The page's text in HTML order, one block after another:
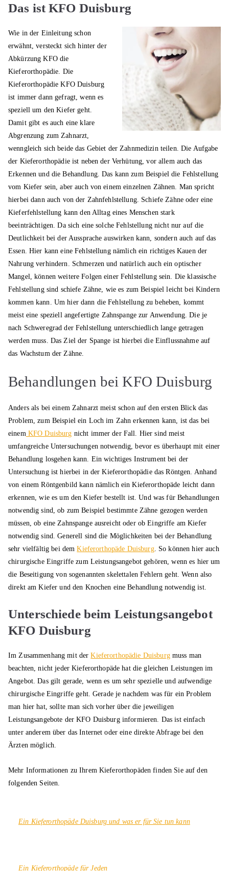
Das ist KFO Duisburg
Wie in der Einleitung schon
erwähnt, versteckt sich hinter der
Abkürzung KFO die
Kieferorthopädie. Die
Kieferorthopädie KFO Duisburg
ist immer dann gefragt, wenn es
speziell um den Kiefer geht.
Damit gibt es auch eine klare
Abgrenzung zum Zahnarzt,
wenngleich sich beide das Gebiet der Zahnmedizin teilen. Die Aufgabe
der Kieferorthopädie ist neben der Verhütung, vor allem auch das
Erkennen und die Behandlung. Das kann zum Beispiel die Fehlstellung
vom Kiefer sein, aber auch von einem einzelnen Zähnen. Man spricht
hierbei dann auch von der Zahnfehlstellung. Schiefe Zähne oder eine
Kieferfehlstellung kann den Alltag eines Menschen stark
beeinträchtigen. Da sich eine solche Fehlstellung nicht nur auf die
Deutlichkeit bei der Aussprache auswirken kann, sondern auch auf das
Essen. Hier kann eine Fehlstellung nämlich ein richtiges Kauen der
Nahrung verhindern. Schmerzen und natürlich auch ein optischer
Mangel, können weitere Folgen einer Fehlstellung sein. Die klassische
Fehlstellung sind schiefe Zähne, wie es zum Beispiel leicht bei Kindern
kommen kann. Um hier dann die Fehlstellung zu beheben, kommt
meist eine speziell angefertigte Zahnspange zur Anwendung. Die je
nach Schweregrad der Fehlstellung unterschiedlich lange getragen
werden muss. Das Ziel der Spange ist hierbei die Einflussnahme auf
das Wachstum der Zähne.
Behandlungen bei KFO Duisburg
Anders als bei einem Zahnarzt meist schon auf den ersten Blick das
Problem, zum Beispiel ein Loch im Zahn erkennen kann, ist das bei
einem KFO Duisburg nicht immer der Fall. Hier sind meist
umfangreiche Untersuchungen notwendig, bevor es überhaupt mit einer
Behandlung losgehen kann. Ein wichtiges Instrument bei der
Untersuchung ist hierbei in der Kieferorthopädie das Röntgen. Anhand
von einem Röntgenbild kann nämlich ein Kieferorthopäde leicht dann
erkennen, wie es um den Kiefer bestellt ist. Und was für Behandlungen
notwendig sind, ob zum Beispiel bestimmte Zähne gezogen werden
müssen, ob eine Zahnspange ausreicht oder ob Eingriffe am Kiefer
notwendig sind. Generell sind die Möglichkeiten bei der Behandlung
sehr vielfältig bei demKieferorthopäde Duisburg. So können hier auch
chirurgische Eingriffe zum Leistungsangebot gehören, wenn es hier um
die Beseitigung von sogenannten skelettalen Fehlern geht. Wenn also
direkt am Kiefer und den Knochen eine Behandlung notwendig ist.
Unterschiede beim Leistungsangebot
KFO Duisburg
Im Zusammenhang mit derKieferorthopädie Duisburgmuss man
beachten, nicht jeder Kieferorthopäde hat die gleichen Leistungen im
Angebot. Das gilt gerade, wenn es um sehr spezielle und aufwendige
chirurgische Eingriffe geht. Gerade je nachdem was für ein Problem
man hier hat, sollte man sich vorher über die jeweiligen
Leistungsangebote der KFO Duisburg informieren. Das ist einfach
unter anderem über das Internet oder eine direkte Abfrage bei den
Ärzten möglich.
Mehr Informationen zu Ihrem Kieferorthopäden finden Sie auf den
folgenden Seiten.
Ein Kieferorthopäde Duisburg und was er für Sie tun kann
Ein Kieferorthopäde für Jeden